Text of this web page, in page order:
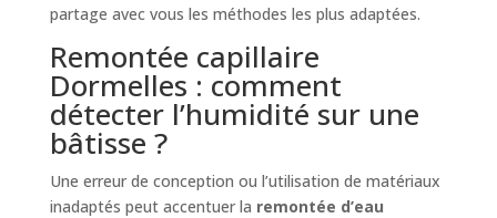
partage avec vous les méthodes les plus adaptées.
Remontée capillaire
Dormelles : comment
détecter l’humidité sur une
bâtisse ?
Une erreur de conception ou l’utilisation de matériaux
inadaptés peut accentuer la remontée d’eau